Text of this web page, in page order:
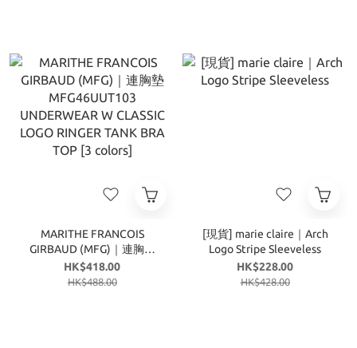
MARITHE FRANCOIS
GIRBAUD (MFG)｜連胸墊
MFG46UUT103
UNDERWEAR W CLASSIC
HK$418.00
HK$488.00
[現貨] marie claire｜Arch
Logo Stripe Sleeveless
HK$228.00
HK$428.00